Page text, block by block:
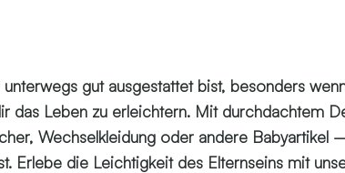
gut ausgestattet bist, besonders
das Leben zu erleichtern. Mit durchdachtem
Wechselkleidung oder andere
Erlebe die Leichtigkeit des Elternseins mit